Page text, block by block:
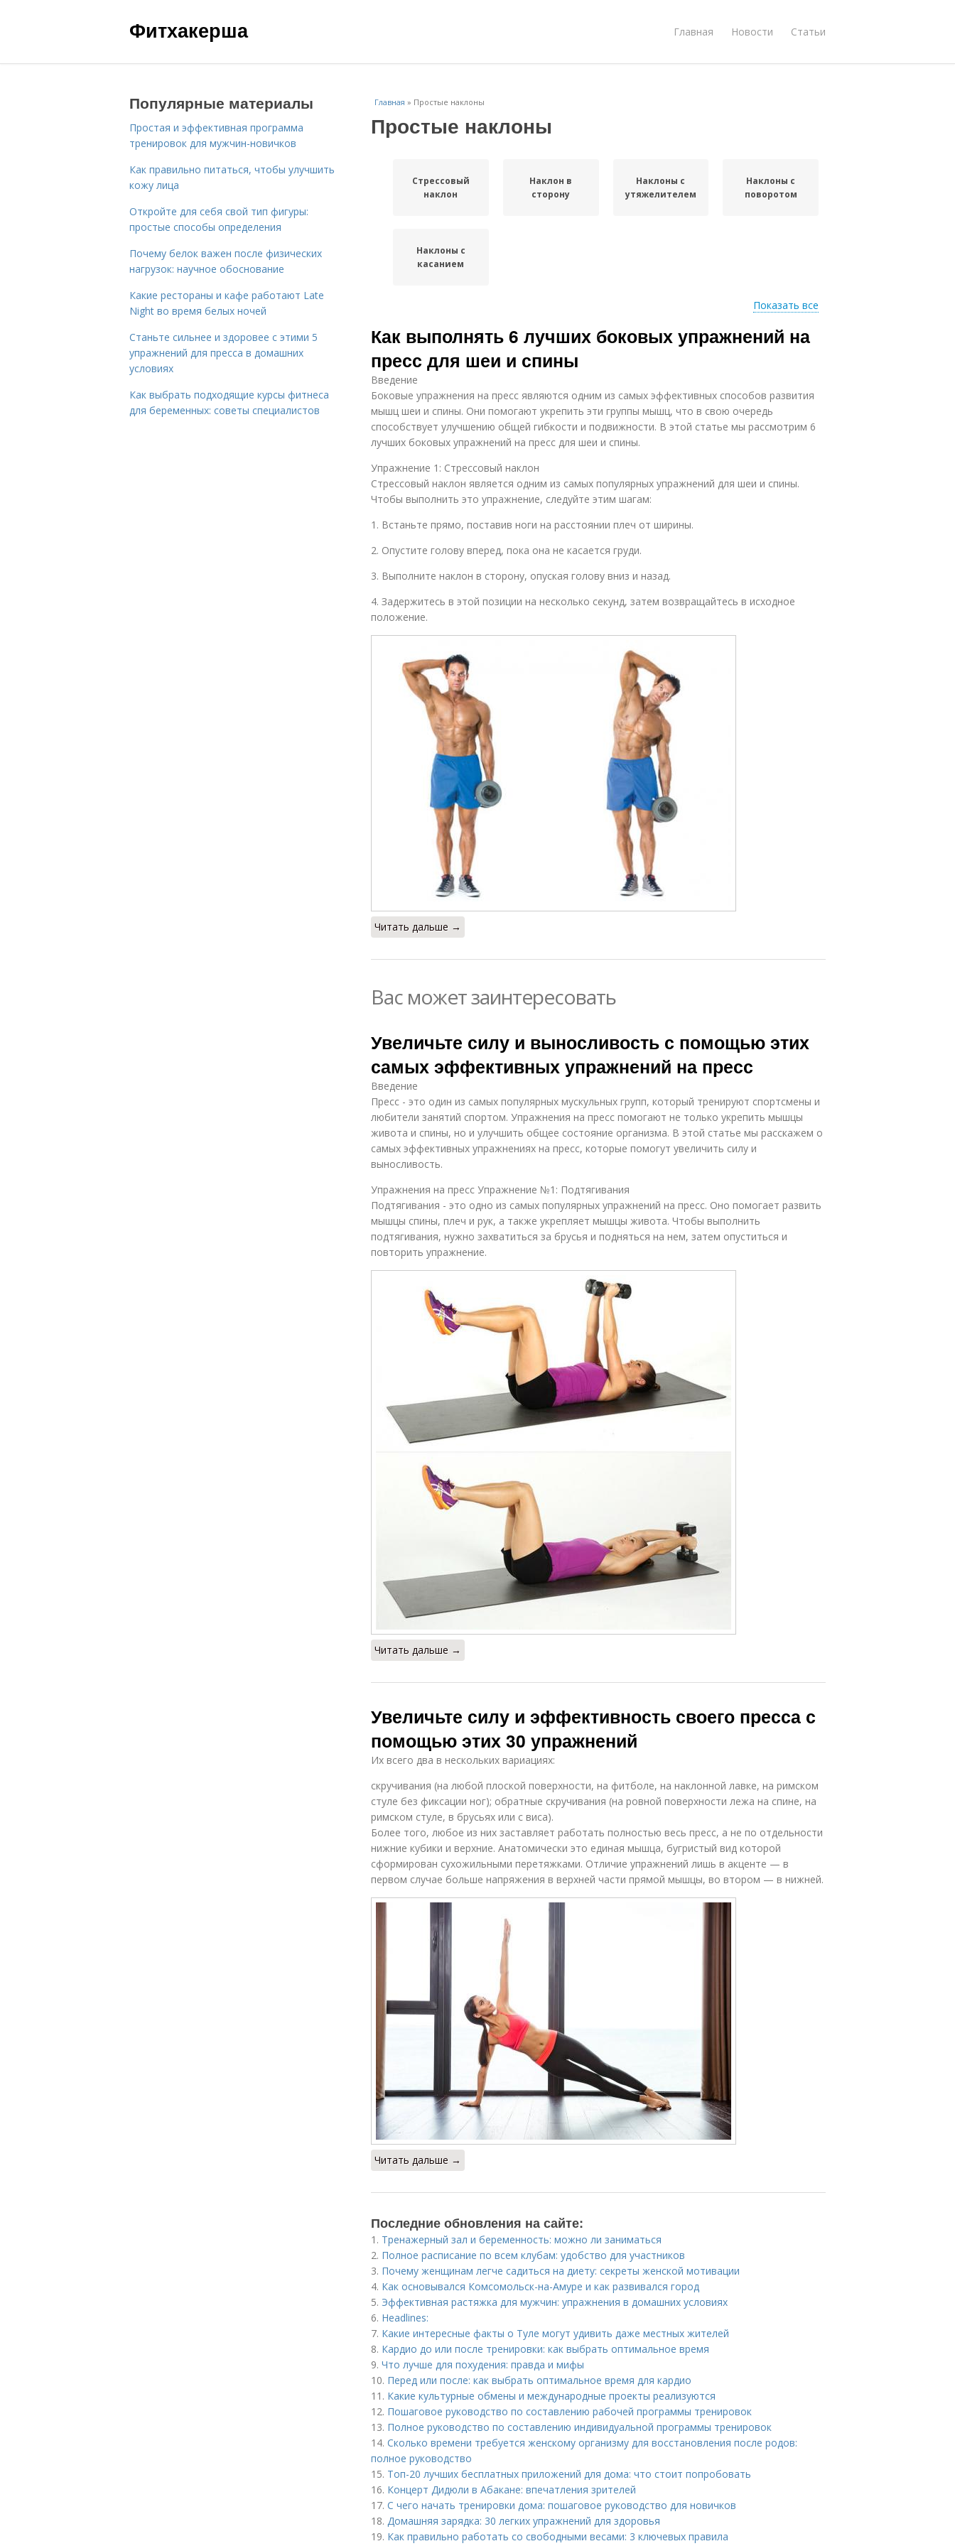
Фитхакерша Главная Новости Статьи
Главная » Простые наклоны
Простые наклоны
Стрессовый
наклон
Наклон в
сторону
Наклоны с
утяжелителем
Наклоны с
поворотом
Наклоны с
касанием
Показать все
Как выполнять 6 лучших боковых упражнений на
пресс для шеи и спины
Введение
Боковые упражнения на пресс являются одним из самых эффективных способов развития
мышц шеи и спины. Они помогают укрепить эти группы мышц, что в свою очередь
способствует улучшению общей гибкости и подвижности. В этой статье мы рассмотрим 6
лучших боковых упражнений на пресс для шеи и спины.
Упражнение 1: Стрессовый наклон
Стрессовый наклон является одним из самых популярных упражнений для шеи и спины.
Чтобы выполнить это упражнение, следуйте этим шагам:
1. Встаньте прямо, поставив ноги на расстоянии плеч от ширины.
2. Опустите голову вперед, пока она не касается груди.
3. Выполните наклон в сторону, опуская голову вниз и назад.
4. Задержитесь в этой позиции на несколько секунд, затем возвращайтесь в исходное
положение.
Читать дальше →
Вас может заинтересовать
Увеличьте силу и выносливость с помощью этих
самых эффективных упражнений на пресс
Введение
Пресс - это один из самых популярных мускульных групп, который тренируют спортсмены и
любители занятий спортом. Упражнения на пресс помогают не только укрепить мышцы
живота и спины, но и улучшить общее состояние организма. В этой статье мы расскажем о
самых эффективных упражнениях на пресс, которые помогут увеличить силу и
выносливость.
Упражнения на пресс Упражнение №1: Подтягивания
Подтягивания - это одно из самых популярных упражнений на пресс. Оно помогает развить
мышцы спины, плеч и рук, а также укрепляет мышцы живота. Чтобы выполнить
подтягивания, нужно захватиться за брусья и подняться на нем, затем опуститься и
повторить упражнение.
Читать дальше →
Увеличьте силу и эффективность своего пресса с
помощью этих 30 упражнений
Их всего два в нескольких вариациях:
скручивания (на любой плоской поверхности, на фитболе, на наклонной лавке, на римском
стуле без фиксации ног); обратные скручивания (на ровной поверхности лежа на спине, на
римском стуле, в брусьях или с виса).
Более того, любое из них заставляет работать полностью весь пресс, а не по отдельности
нижние кубики и верхние. Анатомически это единая мышца, бугристый вид которой
сформирован сухожильными перетяжками. Отличие упражнений лишь в акценте — в
первом случае больше напряжения в верхней части прямой мышцы, во втором — в нижней.
Читать дальше →
Последние обновления на сайте:
1. Тренажерный зал и беременность: можно ли заниматься
2. Полное расписание по всем клубам: удобство для участников
3. Почему женщинам легче садиться на диету: секреты женской мотивации
4. Как основывался Комсомольск-на-Амуре и как развивался город
5. Эффективная растяжка для мужчин: упражнения в домашних условиях
6. Headlines:
7. Какие интересные факты о Туле могут удивить даже местных жителей
8. Кардио до или после тренировки: как выбрать оптимальное время
9. Что лучше для похудения: правда и мифы
10. Перед или после: как выбрать оптимальное время для кардио
11. Какие культурные обмены и международные проекты реализуются
12. Пошаговое руководство по составлению рабочей программы тренировок
13. Полное руководство по составлению индивидуальной программы тренировок
14. Сколько времени требуется женскому организму для восстановления после родов:
полное руководство
15. Топ-20 лучших бесплатных приложений для дома: что стоит попробовать
16. Концерт Дидюли в Абакане: впечатления зрителей
17. С чего начать тренировки дома: пошаговое руководство для новичков
18. Домашняя зарядка: 30 легких упражнений для здоровья
19. Как правильно работать со свободными весами: 3 ключевых правила
Популярные материалы
Простая и эффективная программа
тренировок для мужчин-новичков
Как правильно питаться, чтобы улучшить
кожу лица
Откройте для себя свой тип фигуры:
простые способы определения
Почему белок важен после физических
нагрузок: научное обоснование
Какие рестораны и кафе работают Late
Night во время белых ночей
Станьте сильнее и здоровее с этими 5
упражнений для пресса в домашних
условиях
Как выбрать подходящие курсы фитнеса
для беременных: советы специалистов